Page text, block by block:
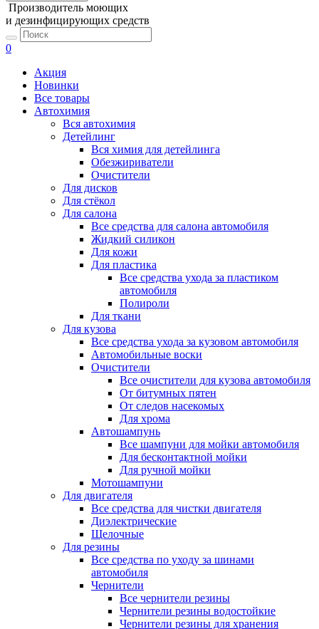
Производитель моющих
и дезинфицирующих средств
0
Акция
Новинки
Все товары
Автохимия
Вся автохимия
Детейлинг
Вся химия для детейлинга
Обезжириватели
Очистители
Для дисков
Для стёкол
Для салона
Все средства для салона автомобиля
Жидкий силикон
Для кожи
Для пластика
Все средства ухода за пластиком
автомобиля
Полироли
Для ткани
Для кузова
Все средства ухода за кузовом автомобиля
Автомобильные воски
Очистители
Все очистители для кузова автомобиля
От битумных пятен
От следов насекомых
Для хрома
Автошампунь
Все шампуни для мойки автомобиля
Для бесконтактной мойки
Для ручной мойки
Мотошампуни
Для двигателя
Все средства для чистки двигателя
Диэлектрические
Щелочные
Для резины
Все средства по уходу за шинами
автомобиля
Чернители
Все чернители резины
Чернители резины водостойкие
Чернители резины для хранения